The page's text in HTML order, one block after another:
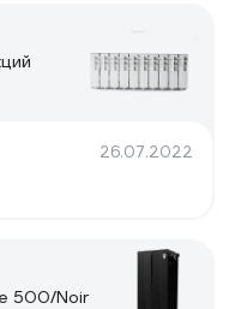
26.07.2022
500/Noir